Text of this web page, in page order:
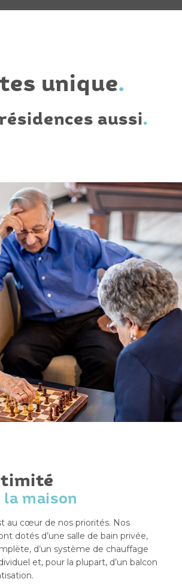
unique.
aussi.
la maison
au cœur de nos priorités. Nos
dotés d’une salle de bain privée,
d’un système de chauffage
et, pour la plupart, d’un balcon